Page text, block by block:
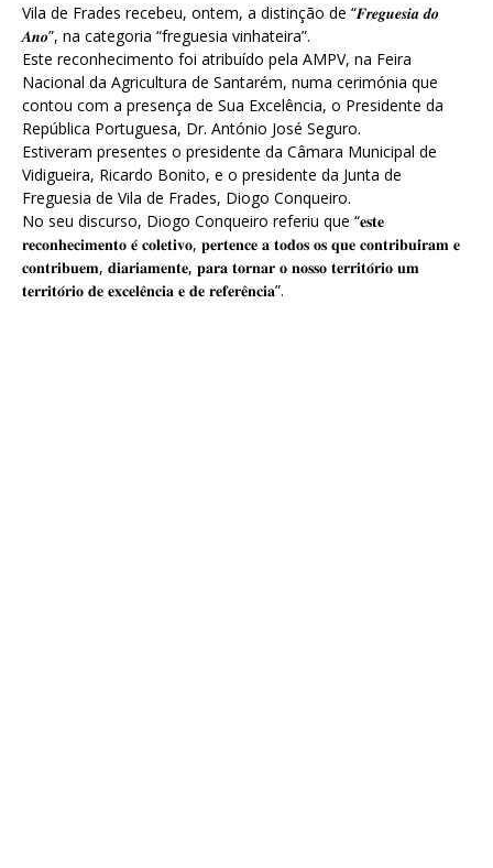
Vila de Frades recebeu, ontem, a distinção de “𝑭𝒓𝒆𝒈𝒖𝒆𝒔𝒊𝒂 𝒅𝒐
𝑨𝒏𝒐”, na categoria “freguesia vinhateira”.
Este reconhecimento foi atribuído pela AMPV, na Feira
Nacional da Agricultura de Santarém, numa cerimónia que
contou com a presença de Sua Excelência, o Presidente da
República Portuguesa, Dr. António José Seguro.
Estiveram presentes o presidente da Câmara Municipal de
Vidigueira, Ricardo Bonito, e o presidente da Junta de
Freguesia de Vila de Frades, Diogo Conqueiro.
No seu discurso, Diogo Conqueiro referiu que “𝐞𝐬𝐭𝐞
𝐫𝐞𝐜𝐨𝐧𝐡𝐞𝐜𝐢𝐦𝐞𝐧𝐭𝐨 𝐞́ 𝐜𝐨𝐥𝐞𝐭𝐢𝐯𝐨, 𝐩𝐞𝐫𝐭𝐞𝐧𝐜𝐞 𝐚 𝐭𝐨𝐝𝐨𝐬 𝐨𝐬 𝐪𝐮𝐞 𝐜𝐨𝐧𝐭𝐫𝐢𝐛𝐮𝐢́𝐫𝐚𝐦 𝐞
𝐜𝐨𝐧𝐭𝐫𝐢𝐛𝐮𝐞𝐦, 𝐝𝐢𝐚𝐫𝐢𝐚𝐦𝐞𝐧𝐭𝐞, 𝐩𝐚𝐫𝐚 𝐭𝐨𝐫𝐧𝐚𝐫 𝐨 𝐧𝐨𝐬𝐬𝐨 𝐭𝐞𝐫𝐫𝐢𝐭𝐨́𝐫𝐢𝐨 𝐮𝐦
𝐭𝐞𝐫𝐫𝐢𝐭𝐨́𝐫𝐢𝐨 𝐝𝐞 𝐞𝐱𝐜𝐞𝐥𝐞̂𝐧𝐜𝐢𝐚 𝐞 𝐝𝐞 𝐫𝐞𝐟𝐞𝐫𝐞̂𝐧𝐜𝐢𝐚”.